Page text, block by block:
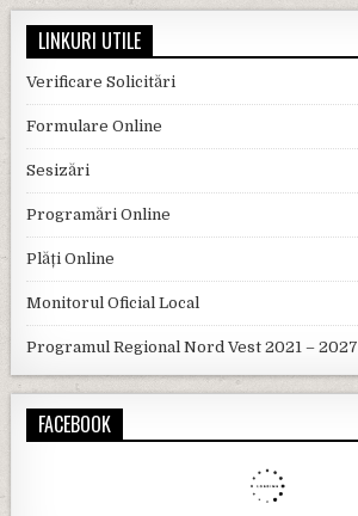
LINKURI UTILE
Verificare Solicitări
Formulare Online
Sesizări
Programări Online
Plăți Online
Monitorul Oficial Local
Programul Regional Nord Vest 2021 – 2027
FACEBOOK